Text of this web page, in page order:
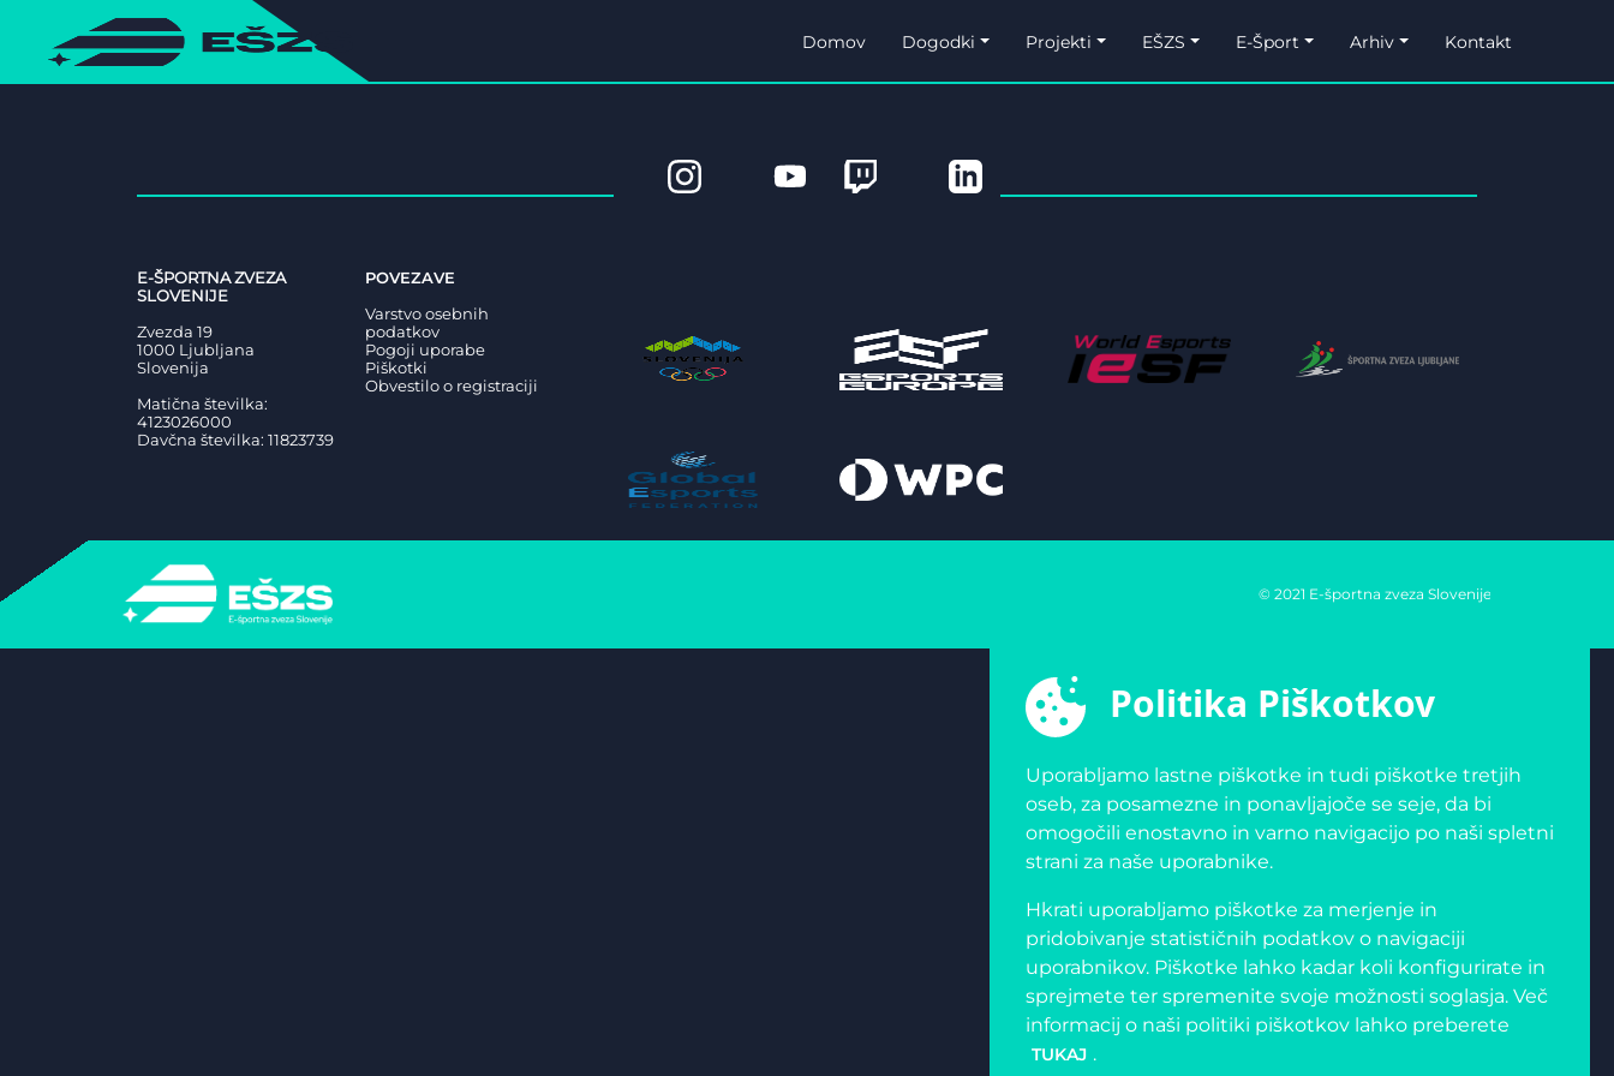
Domov Dogodki Projekti EŠZS E-Šport Arhiv Kontakt
E-ŠPORTNA ZVEZA
SLOVENIJE
Zvezda 19
1000 Ljubljana
Slovenija
Matična številka:
4123026000
Davčna številka: 11823739
POVEZAVE
Varstvo osebnih
podatkov
Pogoji uporabe
Piškotki
Obvestilo o registraciji
© 2021 E-športna zveza Slovenije
Politika Piškotkov
Uporabljamo lastne piškotke in tudi piškotke tretjih
oseb, za posamezne in ponavljajoče se seje, da bi
omogočili enostavno in varno navigacijo po naši spletni
strani za naše uporabnike.
Hkrati uporabljamo piškotke za merjenje in
pridobivanje statističnih podatkov o navigaciji
uporabnikov. Piškotke lahko kadar koli konfigurirate in
sprejmete ter spremenite svoje možnosti soglasja. Več
informacij o naši politiki piškotkov lahko preberete
TUKAJ .